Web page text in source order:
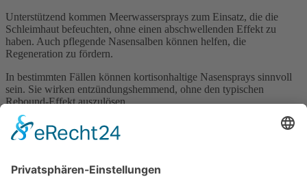
Unterstützend kommen Meerwassersprays zum Einsatz, die die
Schleimhaut befeuchten, ohne einen abschwellenden Effekt zu
haben. Auch pflegende Nasensalben können helfen, die
Regeneration zu fördern.
In bestimmten Fällen können kortisonhaltige Nasensprays sinnvoll
sein. Sie wirken entzündungshemmend, ohne den typischen
Rebound-Effekt auszulösen.
Ein entscheidender Faktor ist die Aufklärung. Abschwellende
Nasensprays sind für die kurzfristige Anwendung gedacht – in der
In der täglichen Apothekenpraxis zeigt sich, wie häufig dieses